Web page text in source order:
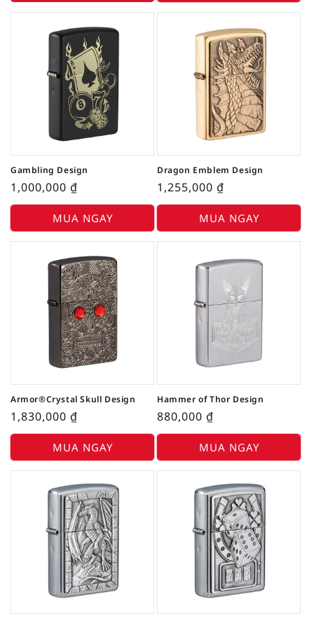
Gambling Design
1,000,000 ₫
MUA NGAY
Dragon Emblem Design
1,255,000 ₫
MUA NGAY
Armor®Crystal Skull Design
1,830,000 ₫
MUA NGAY
Hammer of Thor Design
880,000 ₫
MUA NGAY